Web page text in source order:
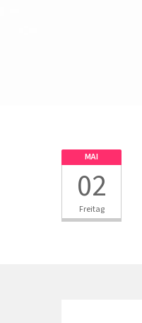
MAI
02
Freitag